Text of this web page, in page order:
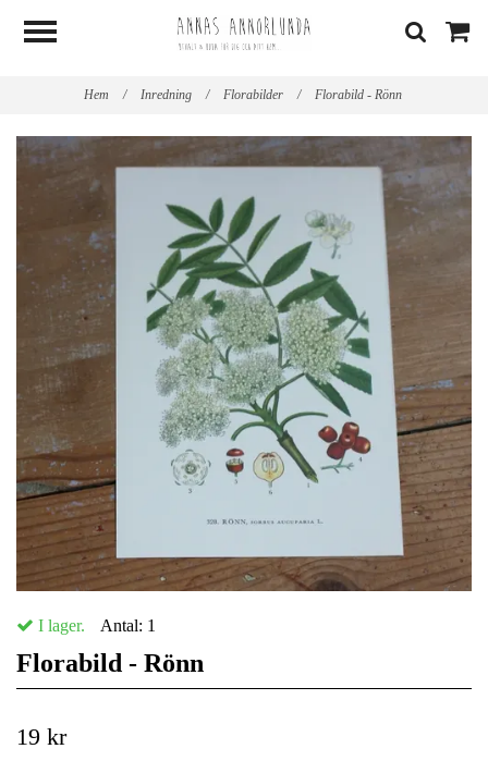
Hem / Inredning / Florabilder / Florabild - Rönn
I lager. Antal: 1
Florabild - Rönn
19 kr